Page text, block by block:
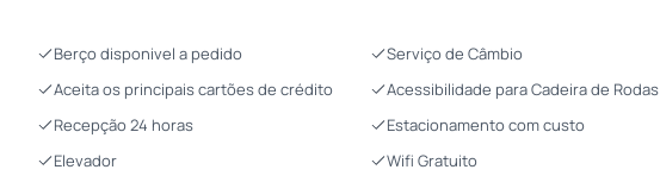
Berço disponivel a pedido Serviço de Câmbio
Aceita os principais cartões de crédito Acessibilidade para Cadeira de Rodas
Recepção 24 horas Estacionamento com custo
Elevador Wifi Gratuito